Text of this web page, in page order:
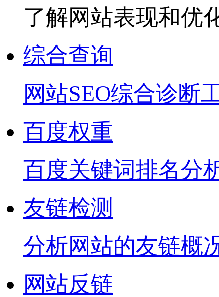
了解网站表现和优
综合查询
网站SEO综合诊断
百度权重
百度关键词排名分
友链检测
分析网站的友链概
网站反链